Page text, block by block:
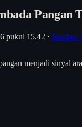
pukul 15.42 ·
menjadi sinyal